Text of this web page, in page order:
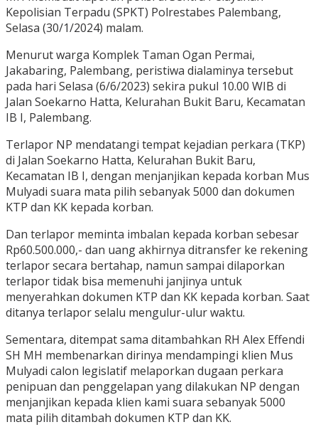
Kepolisian Terpadu (SPKT) Polrestabes Palembang,
Selasa (30/1/2024) malam.
Menurut warga Komplek Taman Ogan Permai,
Jakabaring, Palembang, peristiwa dialaminya tersebut
pada hari Selasa (6/6/2023) sekira pukul 10.00 WIB di
Jalan Soekarno Hatta, Kelurahan Bukit Baru, Kecamatan
IB I, Palembang.
Terlapor NP mendatangi tempat kejadian perkara (TKP)
di Jalan Soekarno Hatta, Kelurahan Bukit Baru,
Kecamatan IB I, dengan menjanjikan kepada korban Mus
Mulyadi suara mata pilih sebanyak 5000 dan dokumen
KTP dan KK kepada korban.
Dan terlapor meminta imbalan kepada korban sebesar
Rp60.500.000,- dan uang akhirnya ditransfer ke rekening
terlapor secara bertahap, namun sampai dilaporkan
terlapor tidak bisa memenuhi janjinya untuk
menyerahkan dokumen KTP dan KK kepada korban. Saat
ditanya terlapor selalu mengulur-ulur waktu.
Sementara, ditempat sama ditambahkan RH Alex Effendi
SH MH membenarkan dirinya mendampingi klien Mus
Mulyadi calon legislatif melaporkan dugaan perkara
penipuan dan penggelapan yang dilakukan NP dengan
menjanjikan kepada klien kami suara sebanyak 5000
mata pilih ditambah dokumen KTP dan KK.